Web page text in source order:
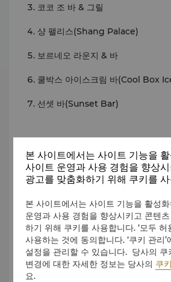
코코 조 바 & 그릴
샹 팰리스(Shang Palace)
보르네오 라운지 & 바
쿨박스 아이스크림 바(Cool Box
선셋 바(Sunset Bar)
가족 친화적
베이비시팅
쿨 존 키즈 클럽
테마 룸
어린이 어메니티
허브 가든
본 사이트에서는 사이트 기능을
사이트 운영과 사용 경험을 향상
광고를 맞춤화하기 위해 쿠키를
본 사이트에서는 사이트 기능을 활성
운영과 사용 경험을 향상시키고 콘텐
하기 위해 쿠키를 사용합니다. ‘모두 허
사용하는 것에 동의합니다. ‘쿠키 관리
설정을 관리할 수 있습니다. 당사의 쿠
변경에 대한 자세한 정보는 당사의 쿠
요.